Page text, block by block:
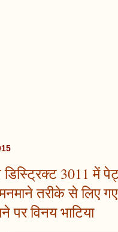
3011 में
तरीके से लिए
पर विनय भाटिया